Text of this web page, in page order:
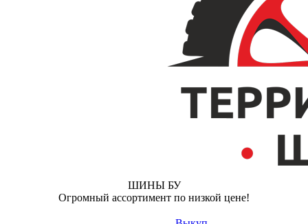
ШИНЫ БУ
Огромный ассортимент по низкой цене!